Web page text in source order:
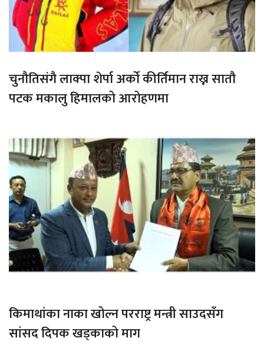
चुनौतिसंगै लाक्पा शेर्पा अर्को कीर्तिमान राख्न सातौ
पटक मकालु हिमालको आरोहणमा
किमाथांका नाका खोल्न परराष्ट्र मन्त्री साउदसँग
सांसद दिपक खड्काको माग